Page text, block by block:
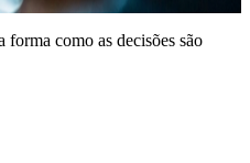
forma como as decisões são